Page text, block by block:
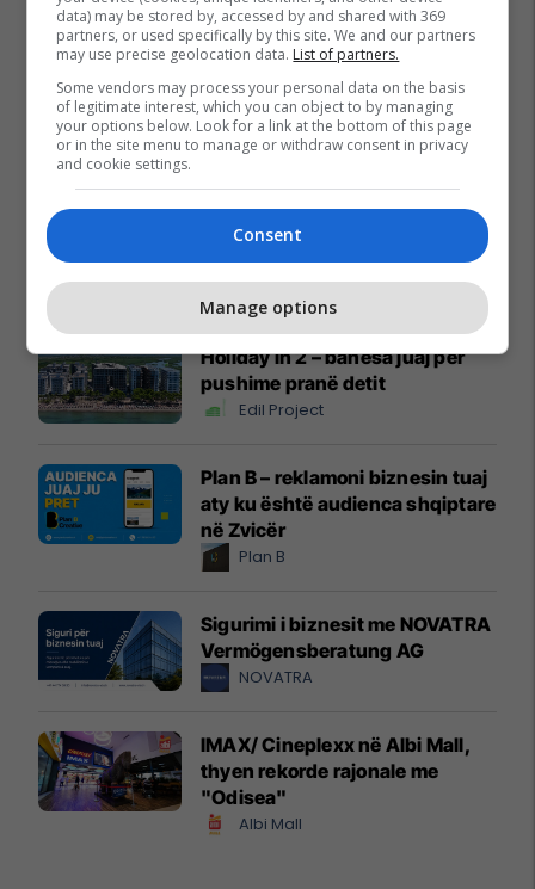
Promo Reklamo këtu
Holiday In 2 – banesa juaj për
pushime pranë detit
Edil Project
Plan B – reklamoni biznesin tuaj
aty ku është audienca shqiptare
në Zvicër
Plan B
Sigurimi i biznesit me NOVATRA
Vermögensberatung AG
NOVATRA
IMAX/ Cineplexx në Albi Mall,
thyen rekorde rajonale me
"Odisea"
Albi Mall
data) may be stored by, accessed by and shared with 369
partners, or used specifically by this site. We and our partners
may use precise geolocation data. List of partners.
Some vendors may process your personal data on the basis
of legitimate interest, which you can object to by managing
your options below. Look for a link at the bottom of this page
or in the site menu to manage or withdraw consent in privacy
and cookie settings.
Consent
Manage options